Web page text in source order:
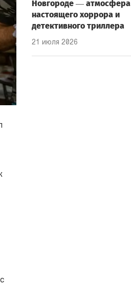
Новгороде — атмосфера
настоящего хоррора и
детективного триллера
21 июля 2026